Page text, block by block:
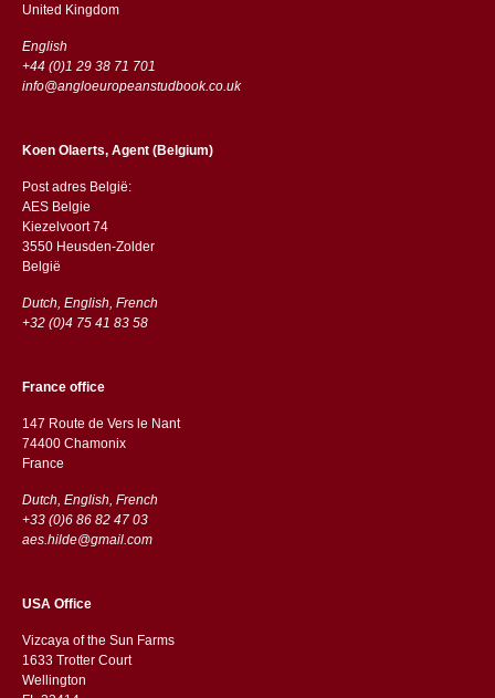
​​United Kingdom
English
+44 (0)1 29 38 71 701
info@angloeuropeanstudbook.co.uk
Koen Olaerts, Agent (Belgium)
Post adres België:
AES Belgie
Kiezelvoort 74
3550 Heusden-Zolder
België
Dutch, English, French
+32 (0)4 75 41 83 58
France office
147 Route de Vers le Nant
74400 Chamonix
France
Dutch, English, French
+33 (0)6 86 82 47 03
aes.hilde@gmail.com
USA Office
Vizcaya of the Sun Farms
1633 Trotter Court
Wellington